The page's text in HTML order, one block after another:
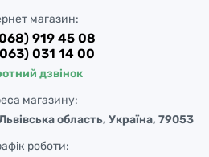
магазин:
919 45 08
031 14 00
дзвінок
магазину:
область, Україна, 79053
роботи: